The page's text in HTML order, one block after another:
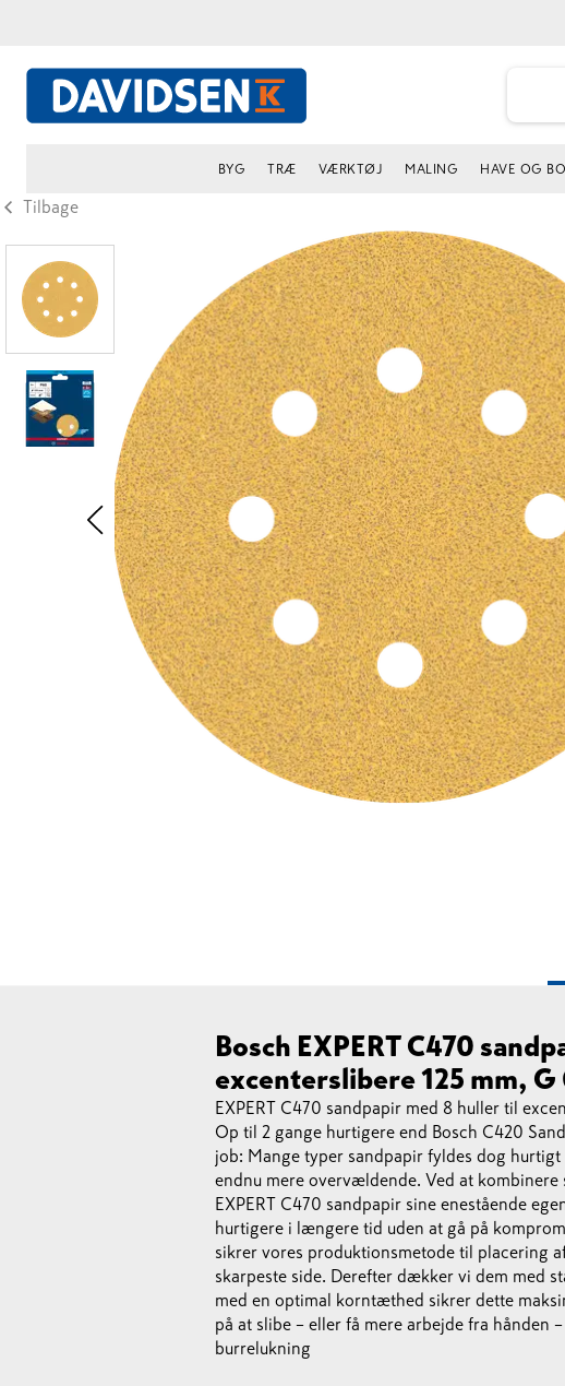
BYG TRÆ VÆRKTØJ MALING HAVE OG
Tilbage
Bosch EXPERT C470
excenterslibere 125 mm,
EXPERT C470 sandpapir med 8 huller til
Op til 2 gange hurtigere end Bosch C420
job: Mange typer sandpapir fyldes dog
endnu mere overvældende. Ved at
EXPERT C470 sandpapir sine enestående
hurtigere i længere tid uden at gå på
sikrer vores produktionsmetode til placering
skarpeste side. Derefter dækker vi dem med
med en optimal korntæthed sikrer dette
på at slibe – eller få mere arbejde fra hånden
burrelukning